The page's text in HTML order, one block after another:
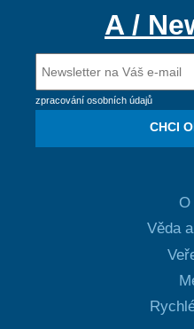
A /
zpracování osobních údajů
CHCI
O
Věda